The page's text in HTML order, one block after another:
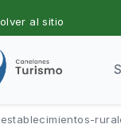
al sitio
establecimientos-